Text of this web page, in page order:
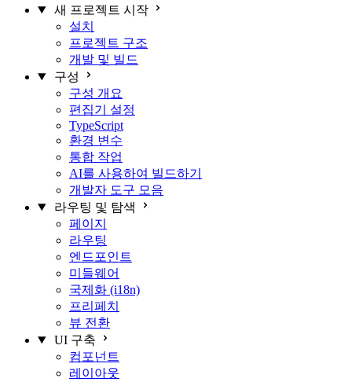
새 프로젝트 시작
설치
프로젝트 구조
개발 및 빌드
구성
구성 개요
편집기 설정
TypeScript
환경 변수
통합 작업
AI를 사용하여 빌드하기
개발자 도구 모음
라우팅 및 탐색
페이지
라우팅
엔드포인트
미들웨어
국제화 (i18n)
프리페치
뷰 전환
UI 구축
컴포넌트
레이아웃